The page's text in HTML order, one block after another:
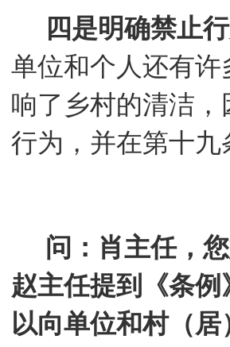
四是明确禁止
单位和个人还有
响了乡村的清洁
行为，并在第十
问：肖主任，
赵主任提到《条
以向单位和村（